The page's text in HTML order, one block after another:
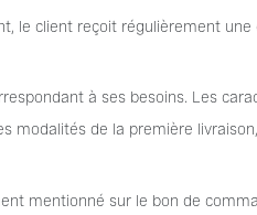
le client reçoit régulièrement
à ses besoins. Les
modalités de la première
mentionné sur le bon de